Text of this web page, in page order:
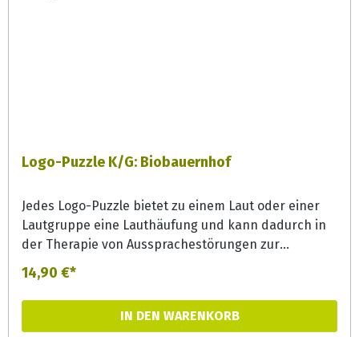
Logo-Puzzle K/G: Biobauernhof
Jedes Logo-Puzzle bietet zu einem Laut oder einer
Lautgruppe eine Lauthäufung und kann dadurch in
der Therapie von Aussprachestörungen zur
Lautgeneralisierung effizient eingesetzt werden.
Aber auch in der Förderung bieten die Puzzles bunte
Erzählanlässe und können zur
Phonemsensibilisierung und Wortschatzerweiterung
14,90 €*
IN DEN WARENKORB